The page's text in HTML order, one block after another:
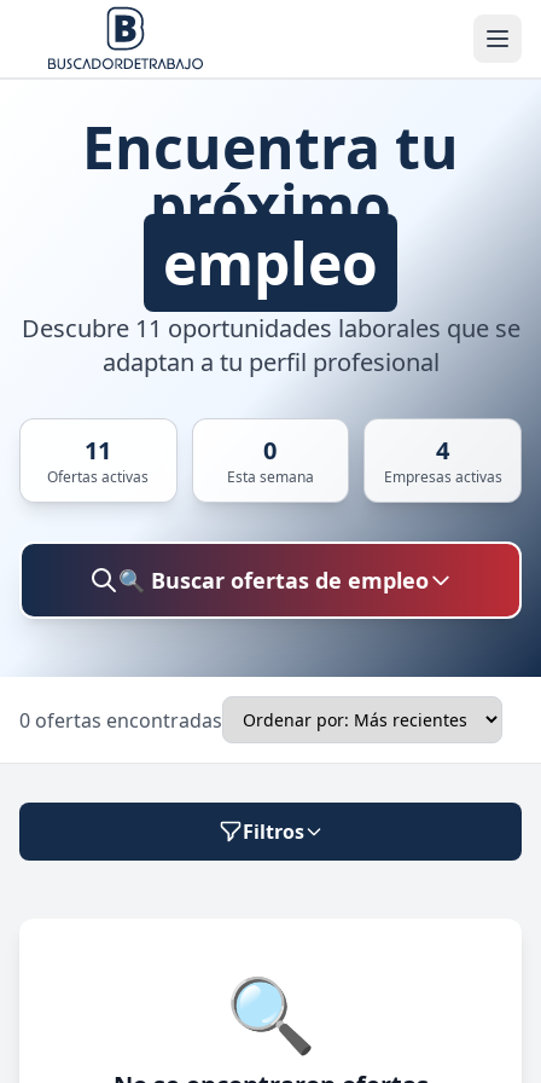
Encuentra tu
próximo
empleo
Descubre 11 oportunidades laborales que se
adaptan a tu perfil profesional
11
Ofertas activas
0
Esta semana
4
Empresas activas
🔍 Buscar ofertas de empleo
Ubicación
🔍 Buscar
0 ofertas encontradas
Filtros
Modalidad de trabajo🔍